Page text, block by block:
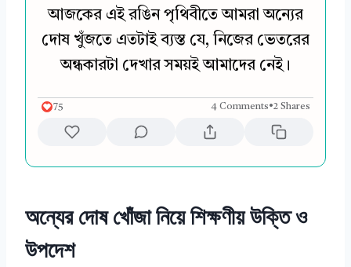
আজকের এই রঙিন পৃথিবীতে আমরা অন্যের
দোষ খুঁজতে এতটাই ব্যস্ত যে, নিজের ভেতরের
অন্ধকারটা দেখার সময়ই আমাদের নেই।
75 4 Comments•2 Shares
অন্যের দোষ খোঁজা নিয়ে শিক্ষণীয় উক্তি ও
উপদেশ